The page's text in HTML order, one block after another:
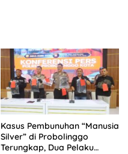
Kasus Pembunuhan “Manusia
Silver” di Probolinggo
Terungkap, Dua Pelaku